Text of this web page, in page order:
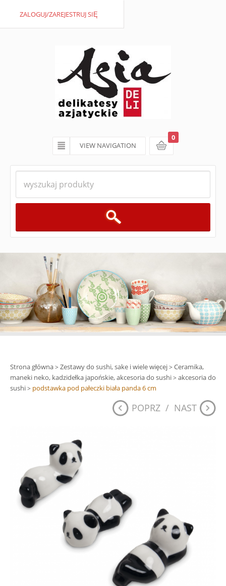
VIEW NAVIGATION
ZALOGUJ/ZAREJESTRUJ SIĘ
koszyk
0
Strona główna> Zestawy do sushi, sake i wiele więcej> Ceramika,
maneki neko, kadzidełka japońskie, akcesoria do sushi> akcesoria do
sushi> podstawka pod pałeczki biała panda 6 cm
POPRZ / NAST